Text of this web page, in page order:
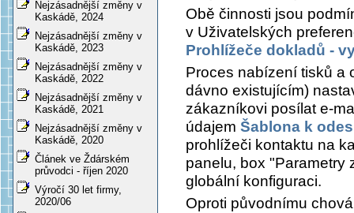
Nejzásadnější změny v
Kaskádě, 2024
Nejzásadnější změny v
Kaskádě, 2023
Nejzásadnější změny v
Kaskádě, 2022
Nejzásadnější změny v
Kaskádě, 2021
Nejzásadnější změny v
Kaskádě, 2020
Článek ve Ždárském
průvodci - říjen 2020
Výročí 30 let firmy,
2020/06
Obě činnosti jsou
v Uživatelských
Prohlížeče dokladů -
Proces nabízení tisků a
dávno existujícím)
zákazníkovi posílat e-
údajem Šablona k
prohlížeči kontaktu na
panelu, box "Parametry
globální konfiguraci.
Oproti původnímu